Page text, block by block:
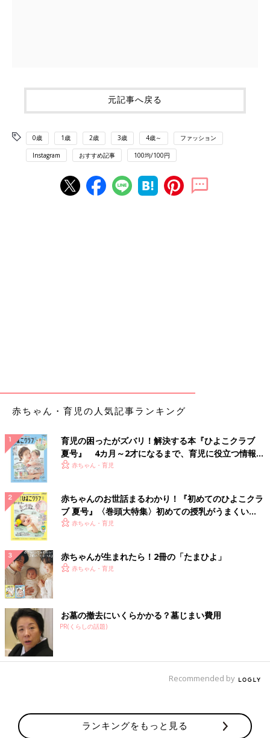
元記事へ戻る
0歳 1歳 2歳 3歳 4歳～ ファッション
Instagram おすすめ記事 100均/100円
赤ちゃん・育児の人気記事ランキング
育児の困ったがズバリ！解決する本『ひよこクラブ
夏号』 4カ月～2才になるまで、育児に役立つ情報が
いっぱい！
赤ちゃん・育児
赤ちゃんのお世話まるわかり！『初めてのひよこクラ
ブ 夏号』〈巻頭大特集〉初めての授乳がうまくい
く！ おっぱい・ミルクの基本と夏のトラブル 解決テ
赤ちゃん・育児
赤ちゃんが生まれたら！2冊の「たまひよ」
赤ちゃん・育児
お墓の撤去にいくらかかる？墓じまい費用
PR(くらしの話題)
Recommended by
ランキングをもっと見る